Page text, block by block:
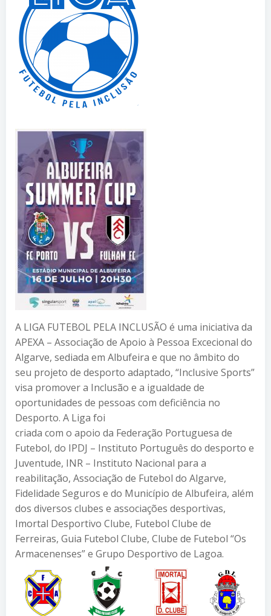
A LIGA FUTEBOL PELA INCLUSÃO é uma iniciativa da
APEXA – Associação de Apoio à Pessoa Excecional do
Algarve, sediada em Albufeira e que no âmbito do
seu projeto de desporto adaptado, “Inclusive Sports”
visa promover a Inclusão e a igualdade de
oportunidades de pessoas com deficiência no
Desporto. A Liga foi
criada com o apoio da Federação Portuguesa de
Futebol, do IPDJ – Instituto Português do desporto e
Juventude, INR – Instituto Nacional para a
reabilitação, Associação de Futebol do Algarve,
Fidelidade Seguros e do Município de Albufeira, além
dos diversos clubes e associações desportivas,
Imortal Desportivo Clube, Futebol Clube de
Ferreiras, Guia Futebol Clube, Clube de Futebol “Os
Armacenenses” e Grupo Desportivo de Lagoa.